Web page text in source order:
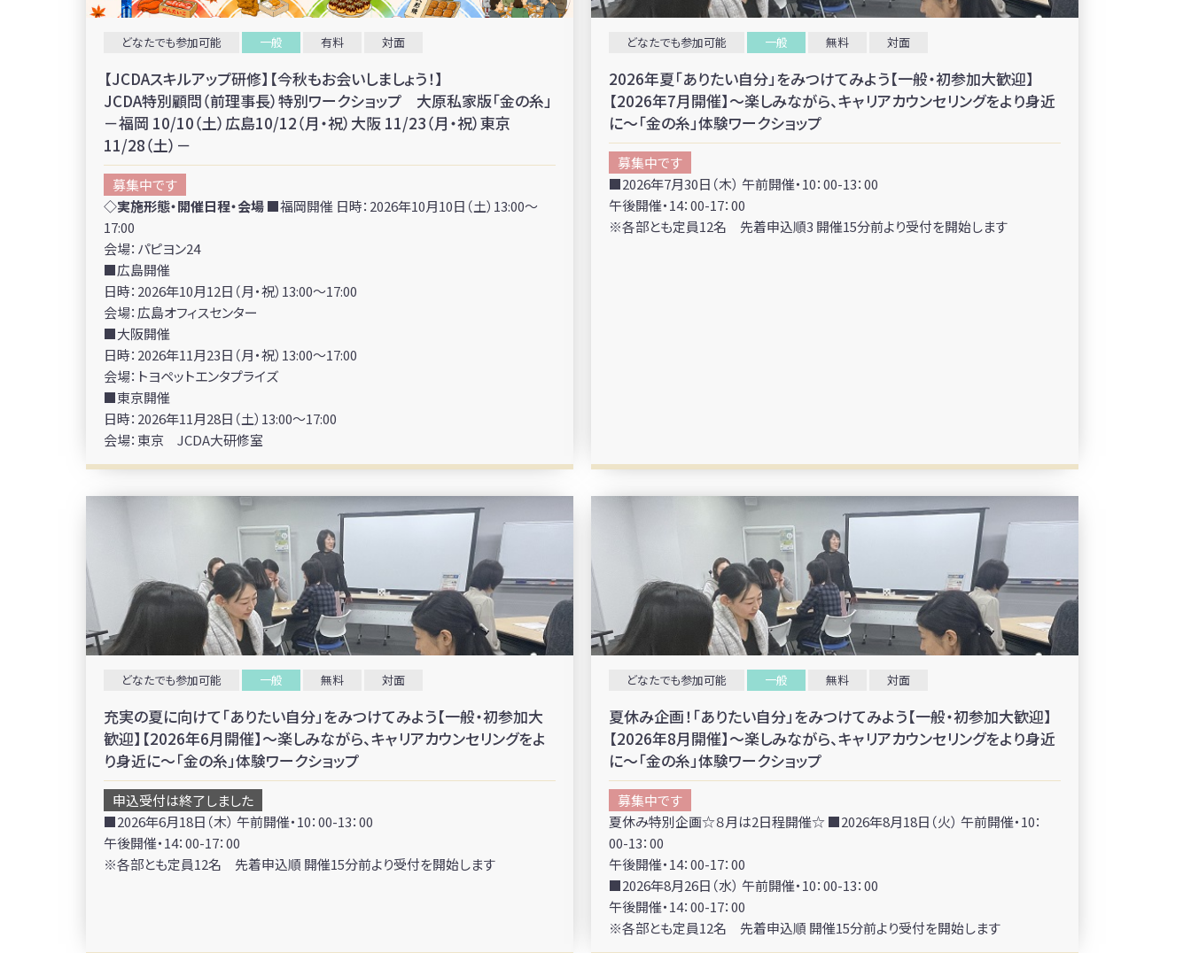
どなたでも参加可能 一般 有料 対面
【JCDAスキルアップ研修】【今秋もお会いしましょう！】
JCDA特別顧問（前理事長）特別ワークショップ 大原私家版「金の糸」
－福岡 10/10（土）広島10/12（月・祝）大阪 11/23（月・祝）東京
11/28（土）－
募集中です
◇実施形態・開催日程・会場■福岡開催 日時：2026年10月10日（土）13:00～
17:00
会場：パピヨン24
■広島開催
日時：2026年10月12日（月・祝）13:00～17:00
会場：広島オフィスセンター
■大阪開催
日時：2026年11月23日（月・祝）13:00～17:00
会場：トヨペットエンタプライズ
■東京開催
日時：2026年11月28日（土）13:00～17:00
会場：東京 JCDA大研修室
どなたでも参加可能 一般 無料 対面
2026年夏「ありたい自分」をみつけてみよう【一般・初参加大歓迎】
【2026年7月開催】～楽しみながら、キャリアカウンセリングをより身近
に～「金の糸」体験ワークショップ
募集中です
■2026年7月30日（木） 午前開催・10：00-13：00
午後開催・14：00-17：00
※各部とも定員12名 先着申込順3 開催15分前より受付を開始します
どなたでも参加可能 一般 無料 対面
充実の夏に向けて「ありたい自分」をみつけてみよう【一般・初参加大
歓迎】【2026年6月開催】～楽しみながら、キャリアカウンセリングをよ
り身近に～「金の糸」体験ワークショップ
申込受付は終了しました
■2026年6月18日（木） 午前開催・10：00-13：00
午後開催・14：00-17：00
※各部とも定員12名 先着申込順 開催15分前より受付を開始します
どなたでも参加可能 一般 無料 対面
夏休み企画！「ありたい自分」をみつけてみよう【一般・初参加大歓迎】
【2026年8月開催】～楽しみながら、キャリアカウンセリングをより身近
に～「金の糸」体験ワークショップ
募集中です
夏休み特別企画☆８月は2日程開催☆ ■2026年8月18日（火） 午前開催・10：
00-13：00
午後開催・14：00-17：00
■2026年8月26日（水） 午前開催・10：00-13：00
午後開催・14：00-17：00
※各部とも定員12名 先着申込順 開催15分前より受付を開始します